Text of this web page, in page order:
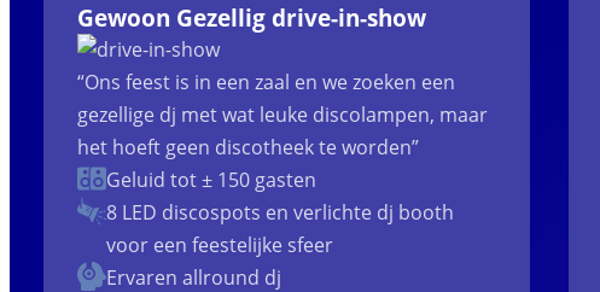
Gewoon Gezellig drive-in-show
“Ons feest is in een zaal en we zoeken een
gezellige dj met wat leuke discolampen, maar
het hoeft geen discotheek te worden”
Geluid tot ± 150 gasten
8 LED discospots en verlichte dj booth
voor een feestelijke sfeer
Ervaren allround dj